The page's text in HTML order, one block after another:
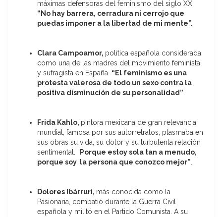
máximas defensoras del feminismo del siglo XX.
“No hay barrera, cerradura ni cerrojo que
puedas imponer a la libertad de mi mente”.
Clara Campoamor, política española considerada
como una de las madres del movimiento feminista
y sufragista en España. “El feminismo es una
protesta valerosa de todo un sexo contra la
positiva disminución de su personalidad”.
Frida Kahlo, pintora mexicana de gran relevancia
mundial, famosa por sus autorretratos; plasmaba en
sus obras su vida, su dolor y su turbulenta relación
sentimental. “ Porque estoy sola tan a menudo,
porque soy la persona que conozco mejor”.
Dolores Ibárruri, más conocida como la
Pasionaria, combatió durante la Guerra Civil
española y militó en el Partido Comunista. A su